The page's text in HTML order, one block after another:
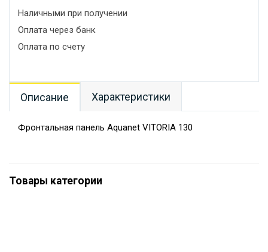
Наличными при получении
Оплата через банк
Оплата по счету
Описание Характеристики
Фронтальная панель Aquanet VITORIA 130
Товары категории